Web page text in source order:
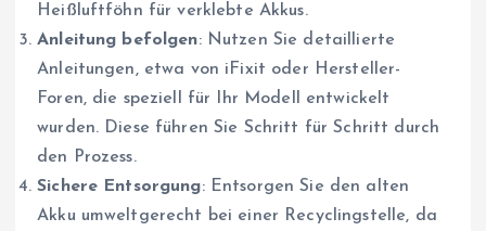
Heißluftföhn für verklebte Akkus.
Anleitung befolgen: Nutzen Sie detaillierte
Anleitungen, etwa von iFixit oder Hersteller-
Foren, die speziell für Ihr Modell entwickelt
wurden. Diese führen Sie Schritt für Schritt durch
den Prozess.
Sichere Entsorgung: Entsorgen Sie den alten
Akku umweltgerecht bei einer Recyclingstelle, da